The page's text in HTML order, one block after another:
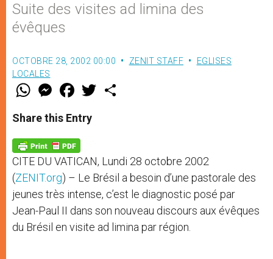
Suite des visites ad limina des
évêques
OCTOBRE 28, 2002 00:00 ZENIT STAFF
EGLISES
LOCALES
W
t
s
p
p
M
e
s
e
g
e
r
F
a
e
b
o
k
w
Share this Entry
CITE DU VATICAN, Lundi 28 octobre 2002
(ZENIT.org) – Le Brésil a besoin d’une pastorale des
jeunes très intense, c’est le diagnostic posé par
Jean-Paul II dans son nouveau discours aux évêques
du Brésil en visite ad limina par région.